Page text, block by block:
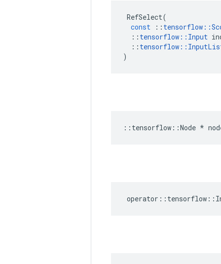
RefSelect(
const
:: tensorflow ::
:: tensorflow :: Input
:: tensorflow ::
)
:: tensorflow ::Node *
operator :: tensorflow ::